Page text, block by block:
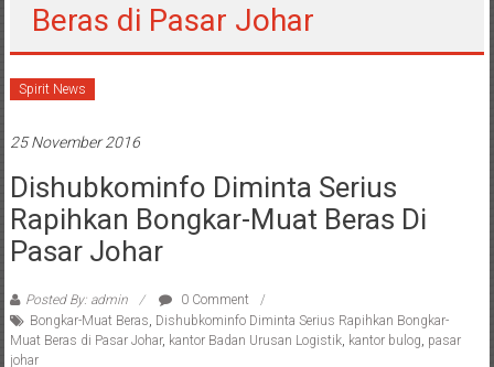
Beras di Pasar Johar
Spirit News
25 November 2016
Dishubkominfo Diminta Serius
Rapihkan Bongkar-Muat Beras Di
Pasar Johar
Posted By: admin
0 Comment
Bongkar-Muat Beras Dishubkominfo Diminta Serius Rapihkan Bongkar-
Muat Beras di Pasar Johar, kantor Badan Urusan Logistik, kantor bulog pasar
johar